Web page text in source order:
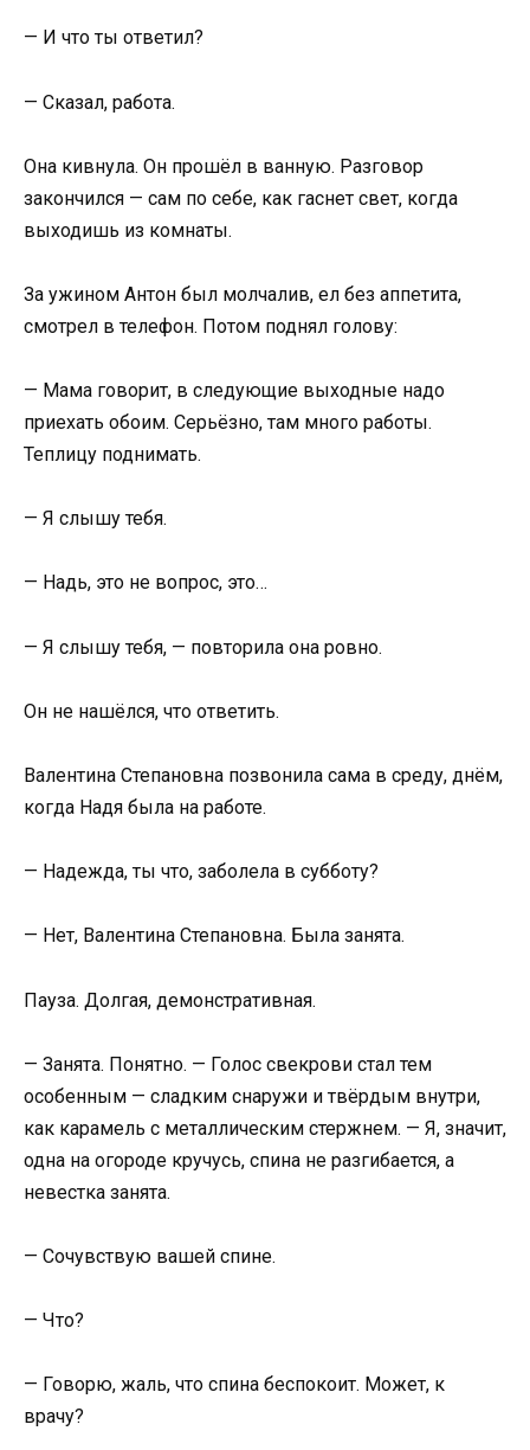
— И что ты ответил?
— Сказал, работа.
Она кивнула. Он прошёл в ванную. Разговор
закончился — сам по себе, как гаснет свет, когда
выходишь из комнаты.
За ужином Антон был молчалив, ел без аппетита,
смотрел в телефон. Потом поднял голову:
— Мама говорит, в следующие выходные надо
приехать обоим. Серьёзно, там много работы.
Теплицу поднимать.
— Я слышу тебя.
— Надь, это не вопрос, это…
— Я слышу тебя, — повторила она ровно.
Он не нашёлся, что ответить.
Валентина Степановна позвонила сама в среду, днём,
когда Надя была на работе.
— Надежда, ты что, заболела в субботу?
— Нет, Валентина Степановна. Была занята.
Пауза. Долгая, демонстративная.
— Занята. Понятно. — Голос свекрови стал тем
особенным — сладким снаружи и твёрдым внутри,
как карамель с металлическим стержнем. — Я, значит,
одна на огороде кручусь, спина не разгибается, а
невестка занята.
— Сочувствую вашей спине.
— Что?
— Говорю, жаль, что спина беспокоит. Может, к
врачу?